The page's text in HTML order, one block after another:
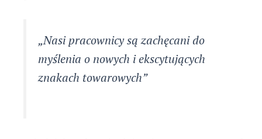
„Nasi pracownicy są zachęcani do
myślenia o nowych i ekscytujących
znakach towarowych”